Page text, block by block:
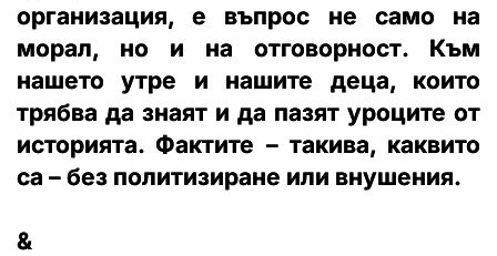
организация, е въпрос не само на
морал, но и на отговорност. Към
нашето утре и нашите деца, които
трябва да знаят и да пазят уроците от
историята. Фактите – такива, каквито
са – без политизиране или внушения.
&